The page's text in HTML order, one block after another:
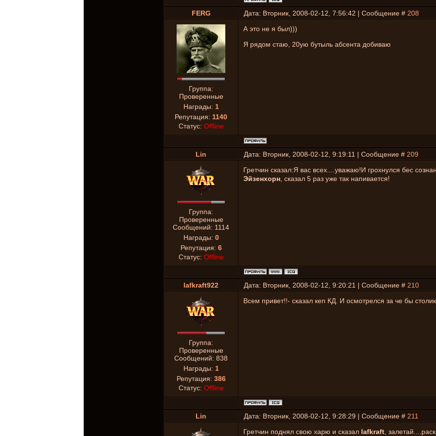
FERG Дата: Вторник, 2008-02-12, 7:56:42 | Сообщение # 208
Группа:
Проверенные
Награды: 1
Репутация: 1140
Статус: Offline
А это не я был)))
Я рядом стаю, 20ую бутыль абсента добиваю
Lin Дата: Вторник, 2008-02-12, 9:19:11 | Сообщение # 209
Группа:
Проверенные
Сообщений: 1114
Награды: 0
Репутация: 6
Статус: Offline
Гретчин сказал:Я вас всех....уважаю!И грохнулся бес
Эйзенхорн , сказал 5 раз уже так напивается!
lafkraft922 Дата: Вторник, 2008-02-12, 9:20:21 | Сообщение # 210
Группа:
Проверенные
Сообщений: 838
Награды: 1
Репутация: 386
Статус: Offline
Всем привет!!- сказал кеп КД. И осмотрелся за че бы
Lin Дата: Вторник, 2008-02-12, 9:28:29 | Сообщение # 211
Гретчин поднял свою харю и сказал lafkraft ,